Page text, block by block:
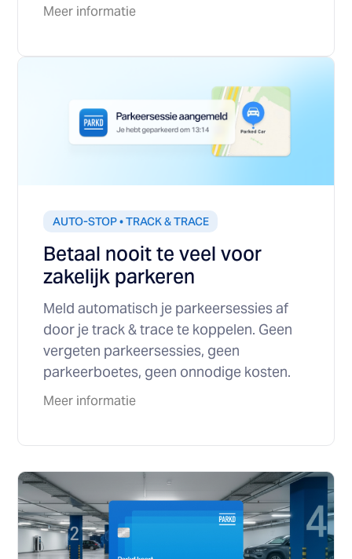
Meer informatie
AUTO-STOP • TRACK & TRACE
Betaal nooit te veel voor
zakelijk parkeren
Meld automatisch je parkeersessies af
door je track & trace te koppelen. Geen
vergeten parkeersessies, geen
parkeerboetes, geen onnodige kosten.
Meer informatie